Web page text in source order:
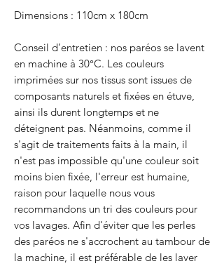
Dimensions : 110cm x 180cm
Conseil d’entretien : nos paréos se lavent
en machine à 30°C. Les couleurs
imprimées sur nos tissus sont issues de
composants naturels et fixées en étuve,
ainsi ils durent longtemps et ne
déteignent pas. Néanmoins, comme il
s'agit de traitements faits à la main, il
n'est pas impossible qu'une couleur soit
moins bien fixée, l'erreur est humaine,
raison pour laquelle nous vous
recommandons un tri des couleurs pour
vos lavages. Afin d'éviter que les perles
des paréos ne s'accrochent au tambour de
la machine, il est préférable de les laver